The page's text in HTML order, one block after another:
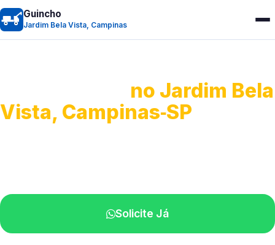
Guincho
Jardim Bela Vista, Campinas
no Jardim Bela
Vista, Campinas‑SP
Solicite Já